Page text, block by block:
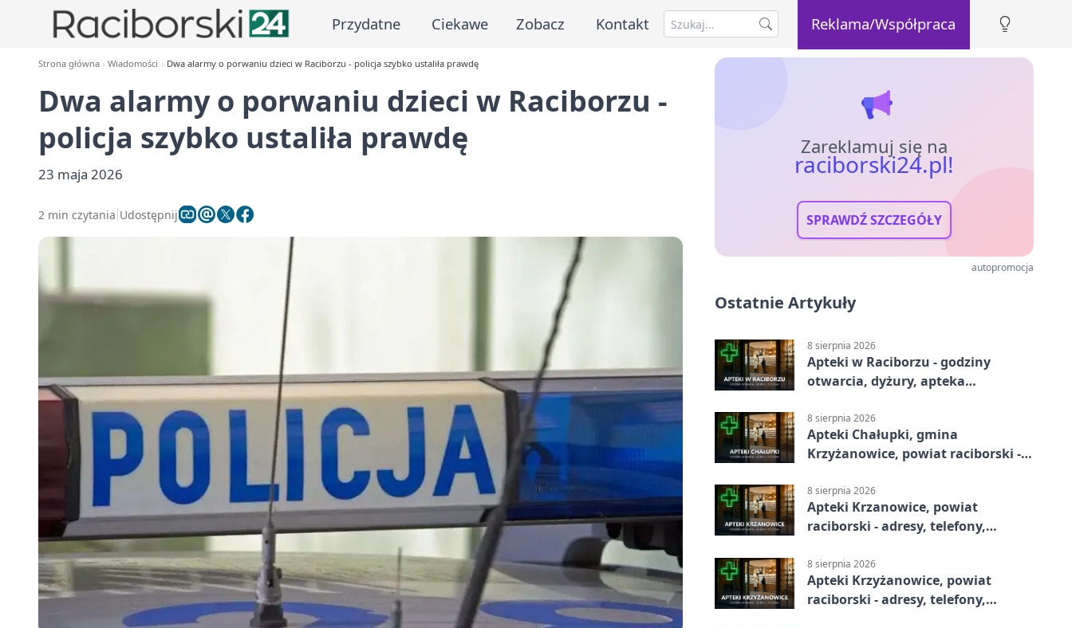
Przydatne Ciekawe Zobacz Kontakt Reklama/Współpraca
Strona główna Wiadomości Dwa alarmy o porwaniu dzieci w Raciborzu - policja szybko ustaliła prawdę
Dwa alarmy o porwaniu dzieci w Raciborzu -
policja szybko ustaliła prawdę
23 maja 2026
2 min czytania Udostępnij
Zareklamuj się na
raciborski24.pl!
SPRAWDŹ SZCZEGÓŁY
autopromocja
Ostatnie Artykuły
8 sierpnia 2026
Apteki w Raciborzu - godziny
otwarcia, dyżury, apteka
8 sierpnia 2026
Apteki Chałupki, gmina
Krzyżanowice, powiat raciborski -
8 sierpnia 2026
Apteki Krzanowice, powiat
raciborski - adresy, telefony,
8 sierpnia 2026
Apteki Krzyżanowice, powiat
raciborski - adresy, telefony,